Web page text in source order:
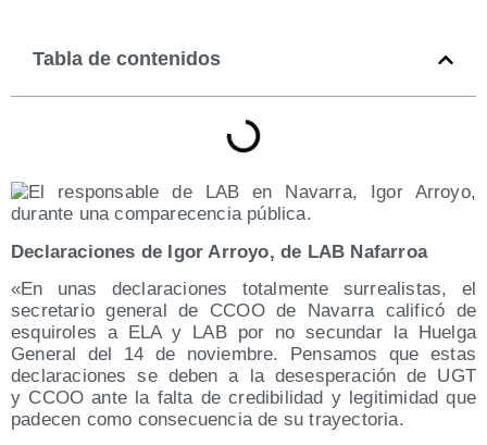
Tabla de contenidos
Decla­ra­cio­nes de Igor Arro­yo, de LAB Nafarroa
«En unas decla­ra­cio­nes total­men­te surrea­lis­tas, el
secre­ta­rio gene­ral de CCOO de Nava­rra cali­fi­có de
esqui­ro­les a ELA y LAB por no secun­dar la Huel­ga
Gene­ral del 14 de noviem­bre. Pen­sa­mos que estas
decla­ra­cio­nes se deben a la deses­pe­ra­ción de UGT
y CCOO ante la fal­ta de cre­di­bi­li­dad y legi­ti­mi­dad que
pade­cen como con­se­cuen­cia de su trayectoria.